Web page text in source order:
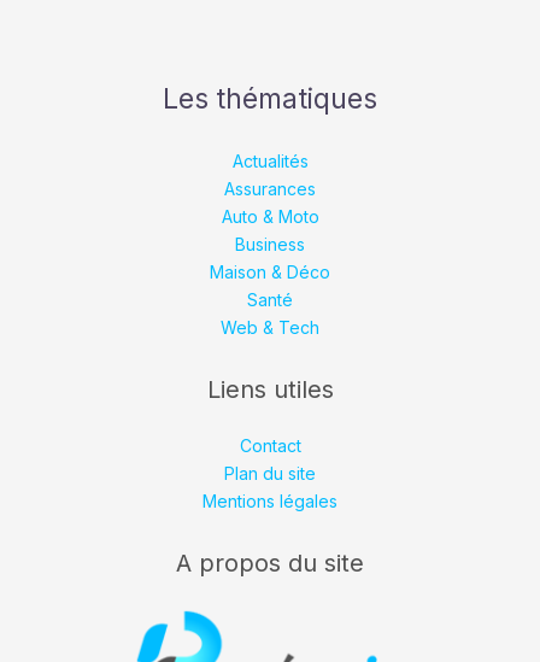
Les thématiques
Actualités
Assurances
Auto & Moto
Business
Maison & Déco
Santé
Web & Tech
Liens utiles
Contact
Plan du site
Mentions légales
A propos du site